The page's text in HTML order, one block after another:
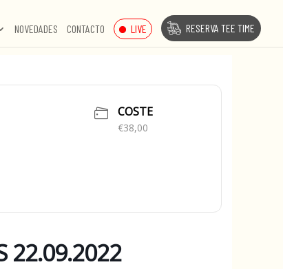
NOVEDADES CONTACTO LIVE RESERVA TEE TIME
COSTE
€38,00
22.09.2022